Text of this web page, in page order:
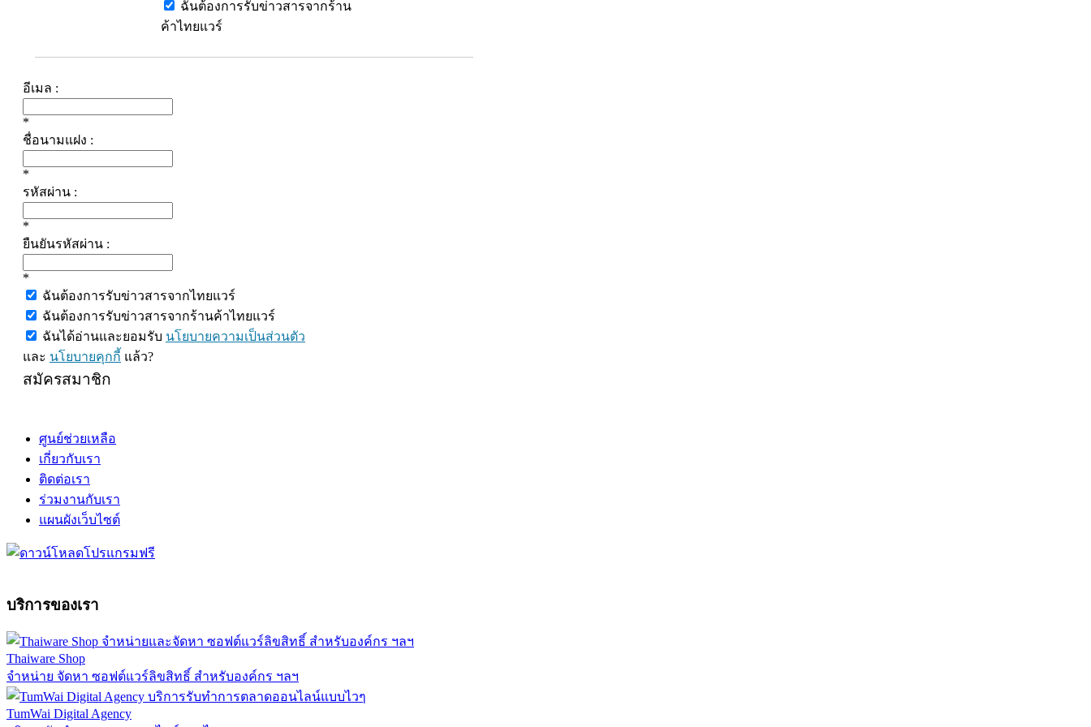
ฉันต้องการรับข่าวสารจากร้าน
ค้าไทยแวร์
อีเมล :
*
ชื่อนามแฝง :
*
รหัสผ่าน :
*
ยืนยันรหัสผ่าน :
*
ฉันต้องการรับข่าวสารจากไทยแวร์
ฉันต้องการรับข่าวสารจากร้านค้าไทยแวร์
ฉันได้อ่านและยอมรับ นโยบายความเป็นส่วนตัว
และ นโยบายคุกกี้ แล้ว?
สมัครสมาชิก
ศูนย์ช่วยเหลือ
เกี่ยวกับเรา
ติดต่อเรา
ร่วมงานกับเรา
แผนผังเว็บไซต์
บริการของเรา
Thaiware Shop
จำหน่าย จัดหา ซอฟต์แวร์ลิขสิทธิ์ สำหรับองค์กร ฯลฯ
TumWai Digital Agency